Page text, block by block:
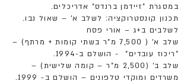
במסגרת "זיידמן ברנדס" אדריכלים.
תכנון קונסטרוקציה: לשלב א' – שאול נבו.
לשלבים ב+ג – אורי פסח
שלב א' ( 7,500 מ"ר בשתי קומות + מרתף) –
"ריכוז עובדים" - הושלם ב-1994.
שלב ב' (2,500 מ"ר – קומה שלישית) –
משרדים ומוקדי טלפונים – הושלם ב- 1999.